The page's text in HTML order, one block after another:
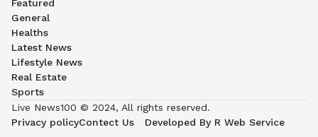
Featured
General
Healths
Latest News
Lifestyle News
Real Estate
Sports
Live News100 © 2024, All rights reserved.
Privacy policyContect Us Developed By R Web Service